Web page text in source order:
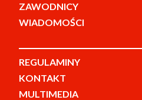
ZAWODNICY
WIADOMOŚCI
REGULAMINY
KONTAKT
MULTIMEDIA